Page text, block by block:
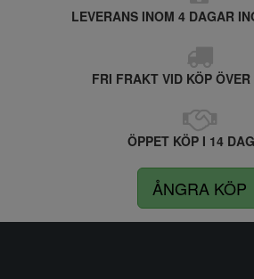
LEVERANS INOM 4 DAGAR
FRI FRAKT VID KÖP
ÖPPET KÖP I 14
ÅNGRA KÖP